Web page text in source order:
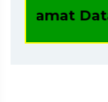
Selamat